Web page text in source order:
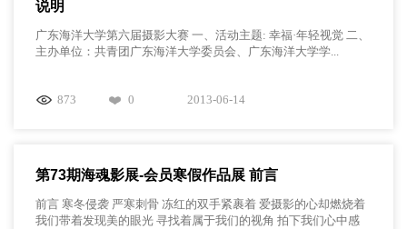
说明
广东海洋大学第六届摄影大赛 一、活动主题: 幸福·年轻视觉 二、
主办单位：共青团广东海洋大学委员会、广东海洋大学学...
873 0 2013-06-14
第73期海魂影展-会员寒假作品展 前言
前言 寒冬侵袭 严寒刺骨 冻红的双手紧裹着 爱摄影的心却燃烧着
我们带着发现美的眼光 寻找着属于我们的视角 拍下我们心中感